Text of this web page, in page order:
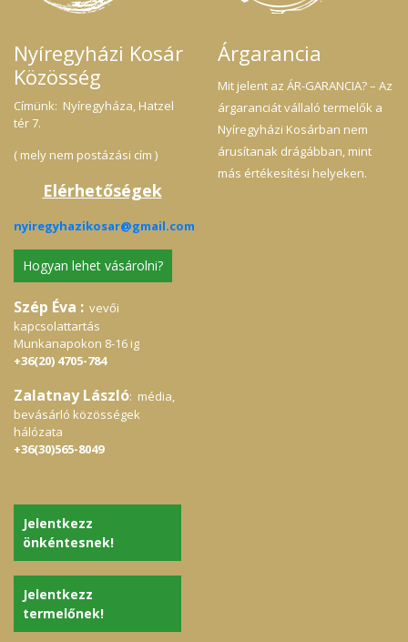
Nyíregyházi Kosár
Közösség
Címünk: Nyíregyháza, Hatzel
tér 7.
( mely nem postázási cím )
Elérhetőségek
nyiregyhazikosar@gmail.com
Hogyan lehet vásárolni?
Szép Éva : vevői
kapcsolattartás
Munkanapokon 8-16 ig
+36(20) 4705-784
Zalatnay László: média,
bevásárló közösségek
hálózata
+36(30)565-8049
Jelentkezz
önkéntesnek!
Jelentkezz
termelőnek!
Árgarancia
Mit jelent az ÁR-GARANCIA? – Az
árgaranciát vállaló termelők a
Nyíregyházi Kosárban nem
árusítanak drágábban, mint
más értékesítési helyeken.